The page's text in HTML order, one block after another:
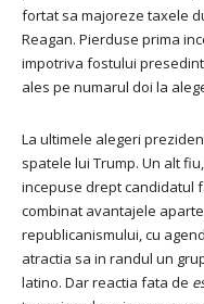
fortat sa majoreze taxele
Reagan. Pierduse prima
impotriva fostului
ales pe numarul doi la
La ultimele alegeri
spatele lui Trump. Un alt
incepuse drept candidatul
combinat avantajele
republicanismului, cu
atractia sa in randul un
latino. Dar reactia fata de